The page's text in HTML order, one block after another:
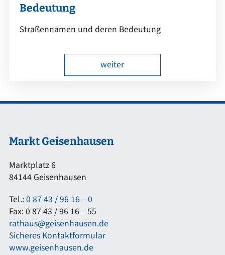
Bedeutung
Straßennamen und deren Bedeutung
weiter
Markt Geisenhausen
Marktplatz 6
84144 Geisenhausen
Tel.:0 87 43 / 96 16 – 0
Fax: 0 87 43 / 96 16 – 55
rathaus@geisenhausen.de
Sicheres Kontaktformular
www.geisenhausen.de